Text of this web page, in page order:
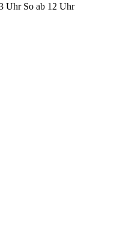
Uhr So ab 12 Uhr